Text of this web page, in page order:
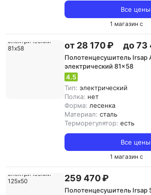
Все цены
1 магазин с
от 28 170 ₽ до 73
Полотенцесушитель Irsap
электрический 81x58
4.5
Тип: электрический
Полка: нет
Форма: лесенка
Материал: сталь
Терморегулятор: есть
Все цены
1 магазин с
259 470 ₽
Полотенцесушитель Irsap